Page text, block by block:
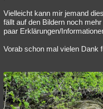
Vielleicht kann mir jemand
fällt auf den Bildern noch
paar Erklärungen/
Vorab schon mal vielen Dank